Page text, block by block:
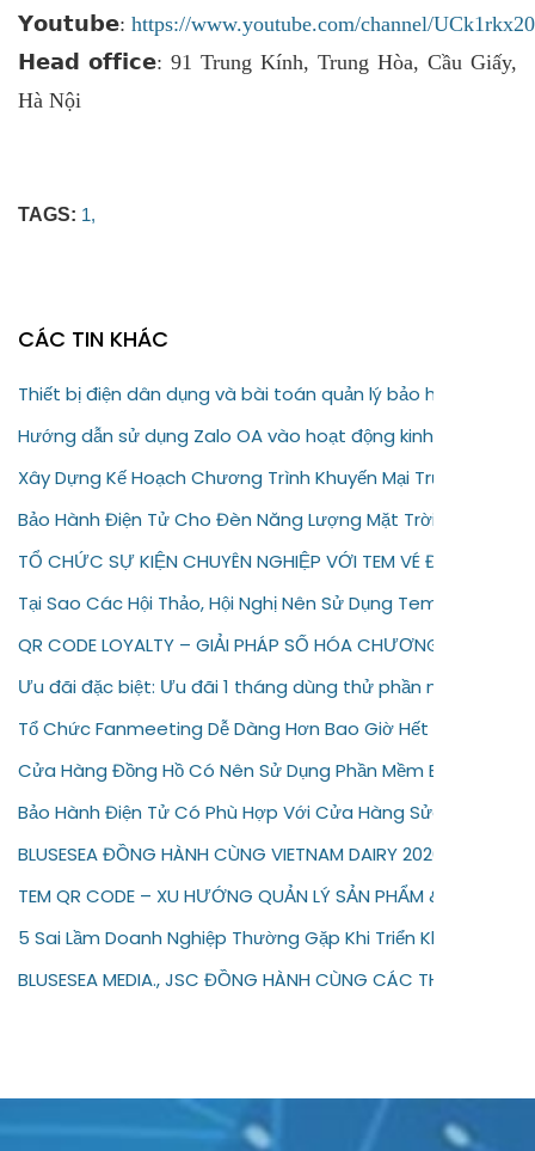
𝗬𝗼𝘂𝘁𝘂𝗯𝗲: https://www.youtube.com/channel/
𝗛𝗲𝗮𝗱 𝗼𝗳𝗳𝗶𝗰𝗲: 91 Trung Kính, Trung Hòa, Cầu Giấy,
Hà Nội
TAGS: 1,
CÁC TIN KHÁC
Thiết bị điện dân dụng và bài toán quản lý bảo hành
Hướng dẫn sử dụng Zalo OA vào hoạt động kinh doanh
Xây Dựng Kế Hoạch Chương Trình Khuyến Mại Trực Tuyến
Bảo Hành Điện Tử Cho Đèn Năng Lượng Mặt Trời – Giải
TỔ CHỨC SỰ KIỆN CHUYÊN NGHIỆP VỚI TEM VÉ ĐIỆN TỬ
Tại Sao Các Hội Thảo, Hội Nghị Nên Sử Dụng Tem Vé Điện
QR CODE LOYALTY – GIẢI PHÁP SỐ HÓA CHƯƠNG TRÌNH
Ưu đãi đặc biệt: Ưu đãi 1 tháng dùng thử phần mềm bảo
Tổ Chức Fanmeeting Dễ Dàng Hơn Bao Giờ Hết Với Tem
Cửa Hàng Đồng Hồ Có Nên Sử Dụng Phần Mềm Bảo Hành
Bảo Hành Điện Tử Có Phù Hợp Với Cửa Hàng Sửa Chữa
BLUSESEA ĐỒNG HÀNH CÙNG VIETNAM DAIRY 2026
TEM QR CODE – XU HƯỚNG QUẢN LÝ SẢN PHẨM & BẢO
5 Sai Lầm Doanh Nghiệp Thường Gặp Khi Triển Khai Bảo
BLUSESEA MEDIA., JSC ĐỒNG HÀNH CÙNG CÁC THƯƠNG